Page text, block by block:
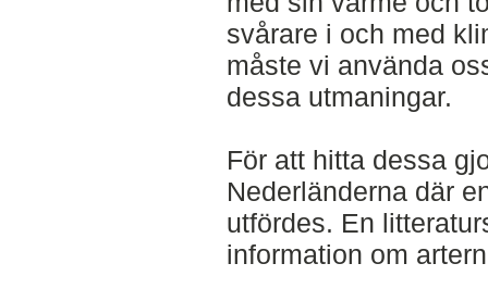
svårare i och med
måste vi använda
dessa utmaningar.
För att hitta dessa
Nederländerna där
utfördes. En
information om